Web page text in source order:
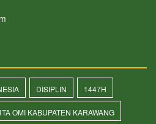
DISIPLIN 1447H
OMI KABUPATEN KARAWANG